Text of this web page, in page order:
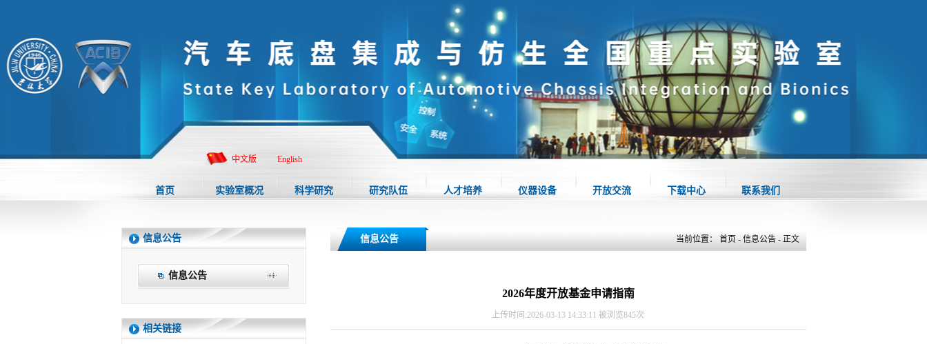
中文版 English
首页 实验室概况 科学研究 研究队伍 人才培养 仪器设备 开放交流 下载中心 联系我们
信息公告
信息公告
相关链接
信息公告 当前位置： 首页 - 信息公告- 正文
2026年度开放基金申请指南
上传时间:2026-03-13 14:33:11 被浏览845次